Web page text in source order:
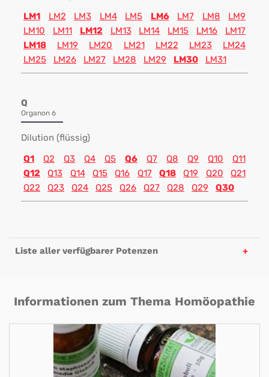
LM1
LM2 LM3 LM4 LM5 LM6 LM7 LM8
LM9
LM10
LM11 LM12 LM13 LM14 LM15 LM16
LM17
LM18
LM19 LM20 LM21 LM22 LM23
LM24
LM25
LM26 LM27 LM28 LM29 LM30 LM31
Q
Organon 6
Dilution (flüssig)
Q1
Q2 Q3 Q4 Q5 Q6 Q7 Q8 Q9 Q10
Q11
Q12
Q13 Q14 Q15 Q16 Q17 Q18 Q19 Q20
Q21
Q22
Q23 Q24 Q25 Q26 Q27 Q28 Q29 Q30
Liste aller verfügbarer Potenzen
Informationen zum Thema Homöopathie